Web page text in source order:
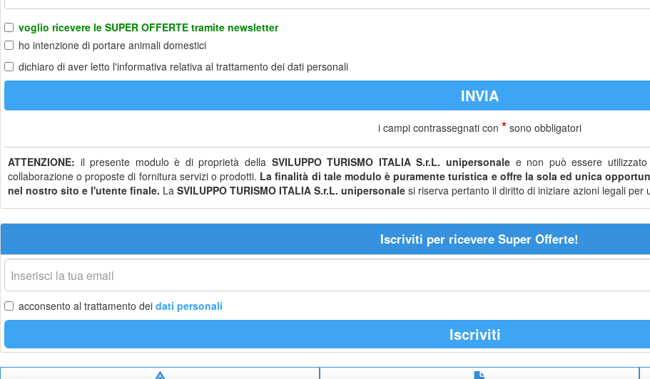
voglio ricevere le SUPER OFFERTE tramite newsletter
ho intenzione di portare animali domestici
dichiaro di aver letto l'informativa relativa al trattamento dei dati personali
i campi contrassegnati con *sono obbligatori
ATTENZIONE: il presente modulo è di proprietà della SVILUPPO TURISMO ITALIA S.r.L. unipersonalee non può essere utilizzato
collaborazione o proposte di fornitura servizi o prodotti. La finalità di tale modulo è puramente turistica e offre la sola ed unica
nel nostro sito e l'utente finale. La SVILUPPO TURISMO ITALIA S.r.L. unipersonale si riserva pertanto il diritto di iniziare azioni legali per
Iscriviti per ricevere Super Offerte!
La
tua
email
acconsento al trattamento dei dati personali
Iscriviti